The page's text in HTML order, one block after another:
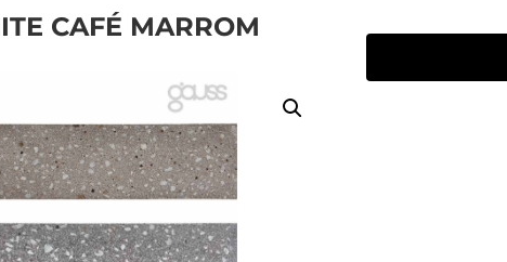
CAFÉ MARROM